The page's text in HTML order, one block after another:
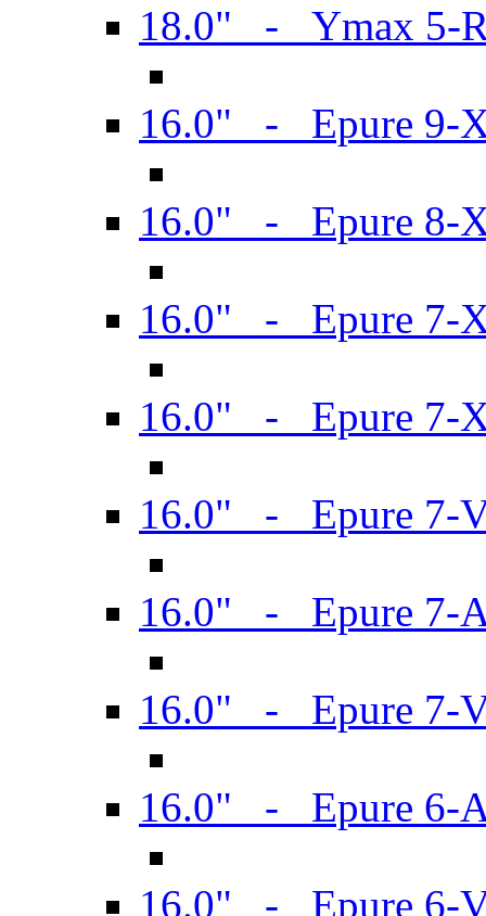
18.0" - Ymax 5-
16.0" - Epure 9-
16.0" - Epure 8-
16.0" - Epure 7-
16.0" - Epure 7-
16.0" - Epure 7-
16.0" - Epure 7-
16.0" - Epure 7-
16.0" - Epure 6-
16.0" - Epure 6-